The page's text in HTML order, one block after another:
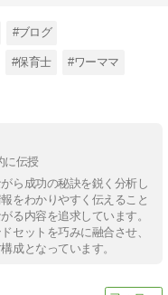
#ブログ
#保育士 #ワーママ
に伝授
ら成功の秘訣を鋭く分析し
をわかりやすく伝えること
る内容を追求しています。
セットを巧みに融合させ、
成となっています。